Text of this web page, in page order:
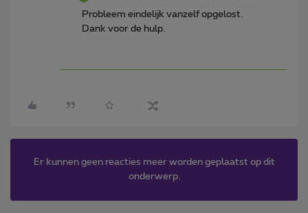
Probleem eindelijk vanzelf opgelost.
Dank voor de hulp.
Er kunnen geen reacties meer worden geplaatst op dit
onderwerp.